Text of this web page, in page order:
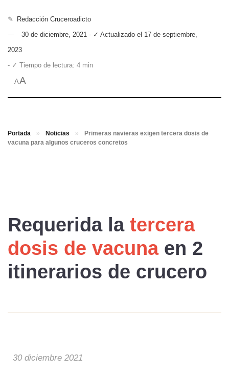
✎
Redacción Cruceroadicto
30 de diciembre, 2021 - ✓ Actualizado el 17 de septiembre,
2023
- ✓ Tiempo de lectura: 4 min
AA
Portada » Noticias »
Primeras navieras exigen tercera dosis de
vacuna para algunos cruceros concretos
Requeridala tercera
dosis de vacunaen 2
itinerarios de crucero
30 diciembre 2021